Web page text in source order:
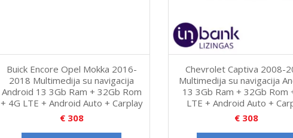
Buick Encore Opel Mokka 2016-
2018 Multimedija su navigacija
Android 13 3Gb Ram + 32Gb Rom
+ 4G LTE + Android Auto + Carplay
€308
Chevrolet Captiva 2008-
Multimedija su navigacija
13 3Gb Ram + 32Gb Rom
LTE + Android Auto +
€ 308